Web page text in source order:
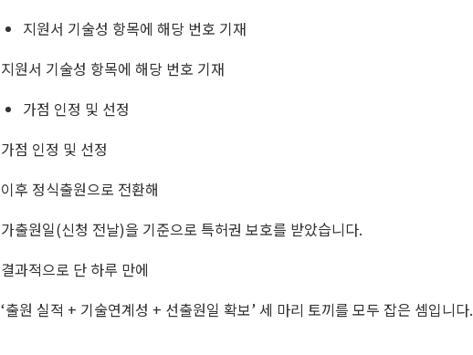
지원서 기술성 항목에 해당 번호 기재
지원서 기술성 항목에 해당 번호 기재
가점 인정 및 선정
가점 인정 및 선정
이후 정식출원으로 전환해
가출원일(신청 전날)을 기준으로 특허권 보호를 받았습니다.
결과적으로 단 하루 만에
‘출원 실적 + 기술연계성 + 선출원일 확보’ 세 마리 토끼를 모두 잡은 셈입니다.